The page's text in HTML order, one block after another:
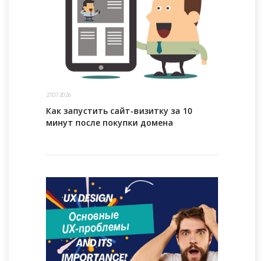
27.07.2026
Как запустить сайт-визитку за 10
минут после покупки домена